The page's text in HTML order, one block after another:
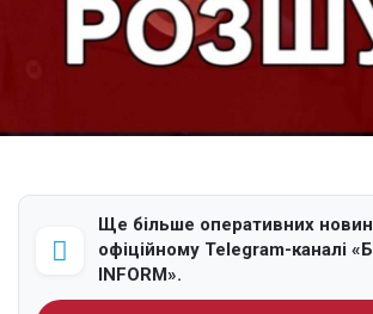
Ще більше оперативних новин
офіційному Telegram-каналі
INFORM».